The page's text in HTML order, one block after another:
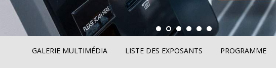
GALERIE MULTIMÉDIA LISTE DES EXPOSANTS PROGRAMME